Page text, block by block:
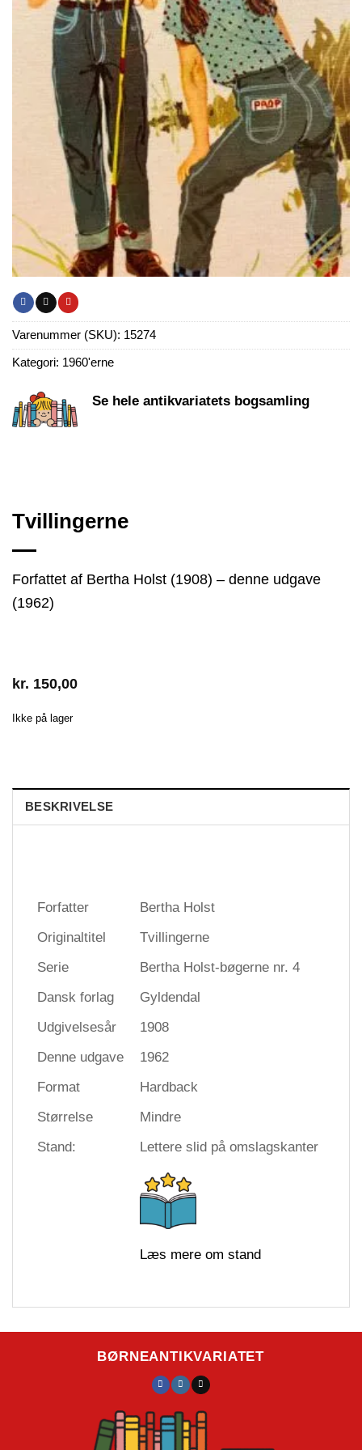
Varenummer (SKU): 15274
Kategori: 1960'erne
Se hele antikvariatets bogsamling
Tvillingerne
Forfattet af Bertha Holst (1908) – denne udgave
(1962)
kr. 150,00
Ikke på lager
BESKRIVELSE
Forfatter
Bertha Holst
Originaltitel
Tvillingerne
Serie
Bertha Holst-bøgerne nr. 4
Dansk forlag
Gyldendal
Udgivelsesår
1908
Denne udgave
1962
Format
Hardback
Størrelse
Mindre
Stand:
Lettere slid på omslagskanter
Læs mere om stand
BØRNEANTIKVARIATET